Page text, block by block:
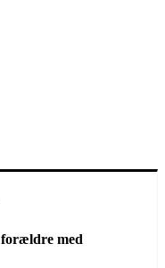
forældre med